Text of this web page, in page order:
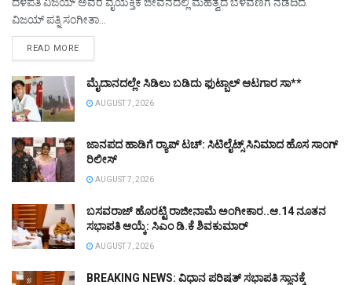
ದಳಪತಿ ವಿಜಯ್ ಅವರ ವೈಯಕ್ತಿಕ ಜೀವನದಲ್ಲಿ ಮಹತ್ವದ ಬೆಳವಣಿಗೆ ನಡೆದಿದೆ.
ವಿಜಯ್ ಪತ್ನಿ ಸಂಗೀತಾ...
READ MOREDETAILS
ಮೈದಾನದಲ್ಲೇ ಸಿಡಿಲು ಬಡಿದು ಫುಟ್ಬಾಲ್ ಆಟಗಾರ ಸಾ**
AUGUST 7, 2026
ಜಾನಪದ ಹಾಡಿಗೆ ರ್‍ಯಾಪ್‌ ಟಚ್‌: ಸಿಟಿಲೈಟ್ಸ್‌ ಸಿನಿಮಾದ ಹೊಸ ಸಾಂಗ್‌
ರಿಲೀಸ್‌
AUGUST 7, 2026
ಬಸವರಾಜ್‌ ಹೊರಟ್ಟಿ ರಾಜೀನಾಮೆ ಅಂಗೀಕಾರ..ಆ.14 ನೂತನ
ಸಭಾಪತಿ ಆಯ್ಕೆ: ಸಿಎಂ ಡಿ.ಕೆ ಶಿವಕುಮಾರ್
AUGUST 7, 2026
BREAKING NEWS: ವಿಧಾನ ಪರಿಷತ್ ಸಭಾಪತಿ ಸ್ಥಾನಕ್ಕೆ